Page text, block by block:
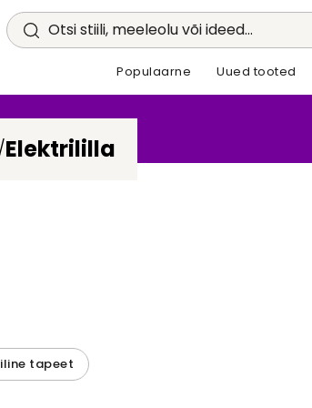
Otsi stiili, meeleolu või ideed...
Populaarne Uued tooted
Elektrililla
tapeet